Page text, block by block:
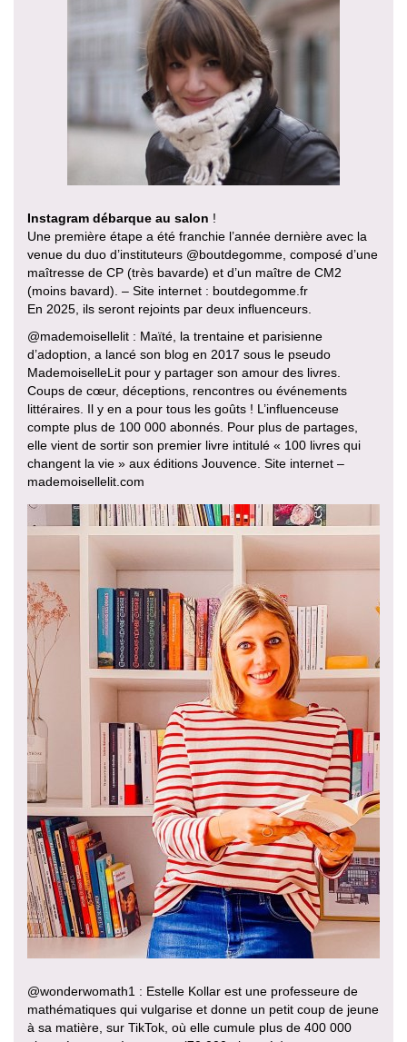
Instagram débarque au salon !
Une première étape a été franchie l’année dernière avec la
venue du duo d’instituteurs @boutdegomme, composé d’une
maîtresse de CP (très bavarde) et d’un maître de CM2
(moins bavard). – Site internet : boutdegomme.fr
En 2025, ils seront rejoints par deux influenceurs.
@mademoisellelit : Maïté, la trentaine et parisienne
d’adoption, a lancé son blog en 2017 sous le pseudo
MademoiselleLit pour y partager son amour des livres.
Coups de cœur, déceptions, rencontres ou événements
littéraires. Il y en a pour tous les goûts ! L’influenceuse
compte plus de 100 000 abonnés. Pour plus de partages,
elle vient de sortir son premier livre intitulé « 100 livres qui
changent la vie » aux éditions Jouvence. Site internet –
mademoisellelit.com
@wonderwomath1 : Estelle Kollar est une professeure de
mathématiques qui vulgarise et donne un petit coup de jeune
à sa matière, sur TikTok, où elle cumule plus de 400 000